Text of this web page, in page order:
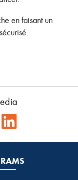
en faisant un